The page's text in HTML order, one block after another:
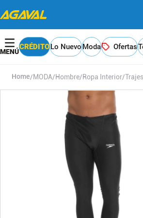
CRÉDITOLo NuevoModa Ofertas
MODA Hombre Ropa Interior